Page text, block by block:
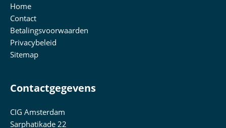
Home
Contact
Betalingsvoorwaarden
Privacybeleid
Sitemap
Contactgegevens
CIG Amsterdam
Sarphatikade 22